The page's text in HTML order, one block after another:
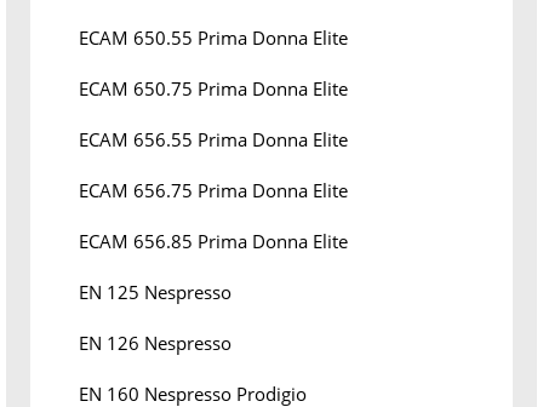
ECAM 650.55 Prima Donna Elite
ECAM 650.75 Prima Donna Elite
ECAM 656.55 Prima Donna Elite
ECAM 656.75 Prima Donna Elite
ECAM 656.85 Prima Donna Elite
EN 125 Nespresso
EN 126 Nespresso
EN 160 Nespresso Prodigio